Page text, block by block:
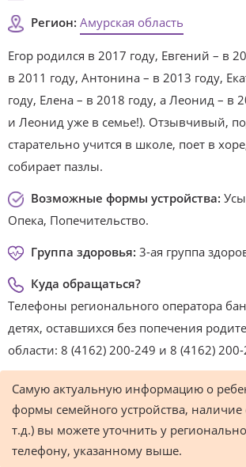
Регион: Амурская область
Егор родился в 2017 году, Евгений – в
в 2011 году, Антонина – в 2013 году,
году, Елена – в 2018 году, а Леонид – в
и Леонид уже в семье!). Отзывчивый,
старательно учится в школе, поет в
собирает пазлы.
Возможные формы устройства:
Опека, Попечительство.
Группа здоровья: 3-ая группа
Куда обращаться?
Телефоны регионального оператора
детях, оставшихся без попечения
области: 8 (4162) 200-249 и 8 (4162)
Самую актуальную информацию о
формы семейного устройства, наличие
т.д.) вы можете уточнить у
телефону, указанному выше.